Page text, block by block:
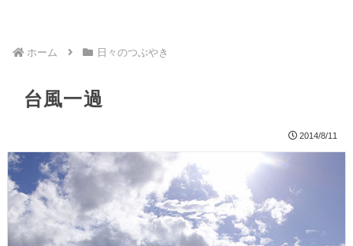
ホーム 日々のつぶやき
台風一過
2014/8/11